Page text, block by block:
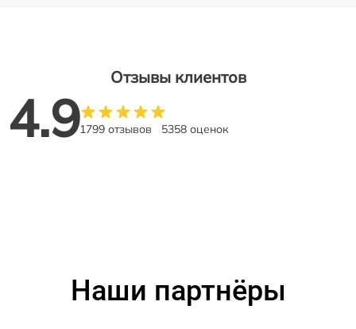
Отзывы клиентов
4.91799 отзывов 5358 оценок
Наши партнёры